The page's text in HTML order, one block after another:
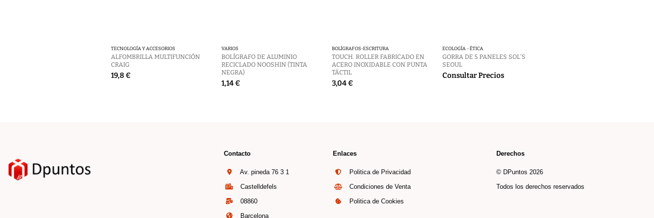
TECNOLOGÍA Y ACCESORIOS
ALFOMBRILLA MULTIFUNCIÓN
CRAIG
19,8 €
VARIOS
BOLÍGRAFO DE ALUMINIO
RECICLADO NOOSHIN (TINTA
NEGRA)
1,14 €
BOLÍGRAFOS-ESCRITURA
TOUCH. ROLLER FABRICADO EN
ACERO INOXIDABLE CON PUNTA
TÁCTIL
3,04 €
ECOLOGÍA - ÉTICA
GORRA DE 5 PANELES SOL'S
SEOUL
Consultar Precios
Contacto
Av. pineda 76 3 1
Castelldefels
08860
Barcelona
Enlaces
Politica de Privacidad
Condiciones de Venta
Politica de Cookies
Derechos
© DPuntos 2026
Todos los derechos reservados